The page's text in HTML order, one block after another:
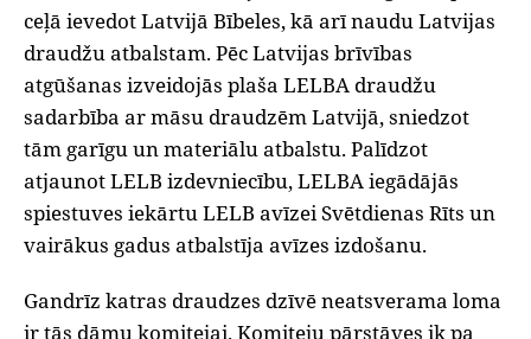
ceļā ievedot Latvijā Bībeles, kā arī naudu Latvijas
draudžu atbalstam. Pēc Latvijas brīvības
atgūšanas izveidojās plaša LELBA draudžu
sadarbība ar māsu draudzēm Latvijā, sniedzot
tām garīgu un materiālu atbalstu. Palīdzot
atjaunot LELB izdevniecību, LELBA iegādājās
spiestuves iekārtu LELB avīzei Svētdienas Rīts un
vairākus gadus atbalstīja avīzes izdošanu.
‌Gandrīz katras draudzes dzīvē neatsverama loma
ir tās dāmu komitejai. Komiteju pārstāves ik pa